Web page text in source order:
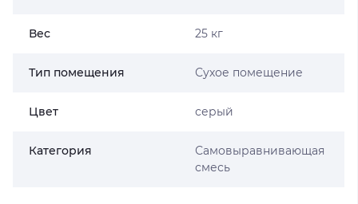
Вес 25 кг
Тип помещения Сухое помещение
Цвет серый
Категория
Самовыравнивающая
смесь